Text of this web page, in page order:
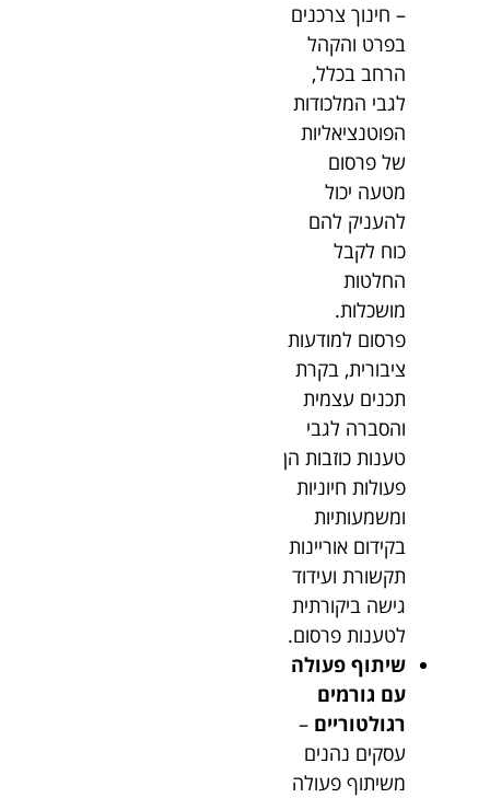
– חינוך צרכנים
בפרט והקהל
הרחב בכלל,
לגבי המלכודות
הפוטנציאליות
של פרסום
מטעה יכול
להעניק להם
כוח לקבל
החלטות
מושכלות.
פרסום למודעות
ציבורית, בקרת
תכנים עצמית
והסברה לגבי
טענות כוזבות הן
פעולות חיוניות
ומשמעותיות
בקידום אוריינות
תקשורת ועידוד
גישה ביקורתית
לטענות פרסום.
שיתוף פעולה
עם גורמים
רגולטוריים –
עסקים נהנים
משיתוף פעולה